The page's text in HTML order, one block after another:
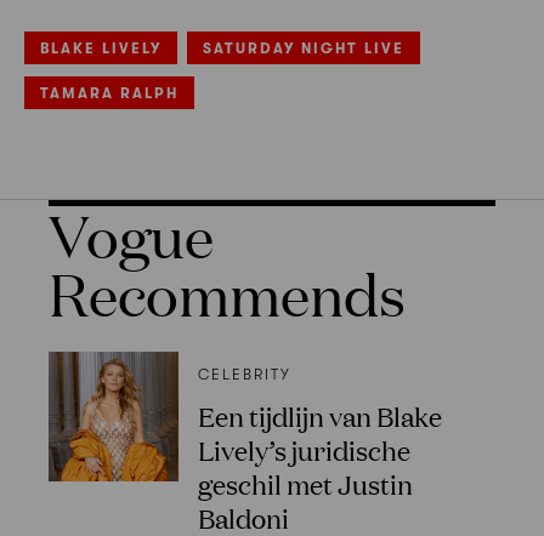
BLAKE LIVELY SATURDAY NIGHT LIVE
TAMARA RALPH
Vogue
Recommends
CELEBRITY
Een tijdlijn van Blake
Lively’s juridische
geschil met Justin
Baldoni